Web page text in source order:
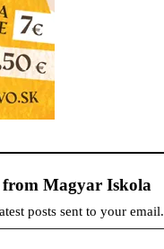
from Magyar Iskola
posts sent to your email.